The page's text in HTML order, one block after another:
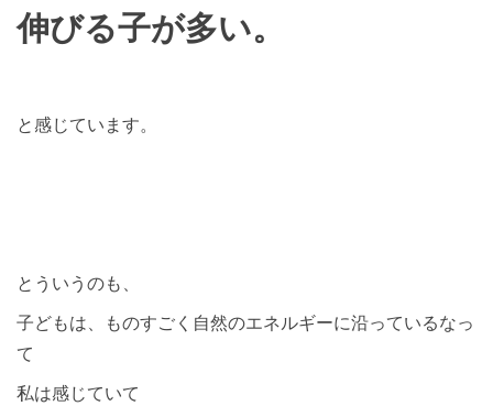
伸びる子が多い。
と感じています。
とういうのも、
子どもは、ものすごく自然のエネルギーに沿っているなっ
て
私は感じていて